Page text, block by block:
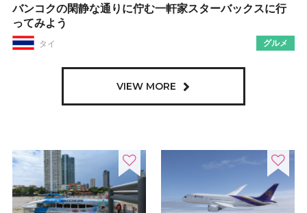
バンコクの閑静な通りに佇む一軒家スターバックスに行
ってみよう
タイ グルメ
VIEW MORE